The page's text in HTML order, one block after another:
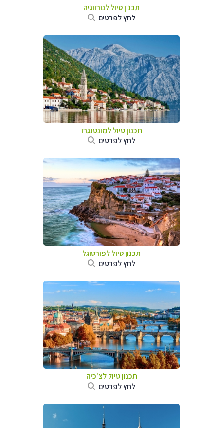
תכנון טיול לנורווגיה
לחץ לפרטים
תכנון טיול למונטנגרו
לחץ לפרטים
תכנון טיול לפורטוגל
לחץ לפרטים
תכנון טיול לצ'כיה
לחץ לפרטים